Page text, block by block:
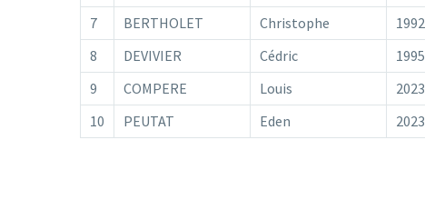
7
BERTHOLET Christophe 1992
8
DEVIVIER Cédric 1995
9
COMPERE Louis 2023
10
PEUTAT Eden 2023